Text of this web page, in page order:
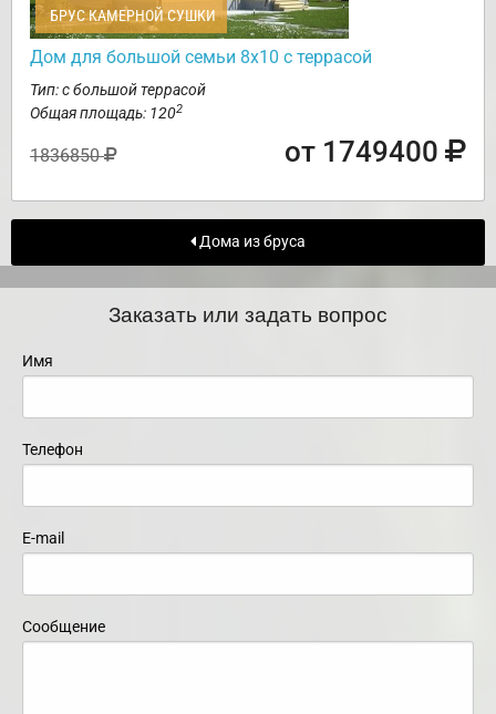
БРУС КАМЕРНОЙ СУШКИ
Дом для большой семьи 8х10 с террасой
Тип: с большой террасой
Общая площадь: 1202
1836850 от 1749400
Дома из бруса
Заказать или задать вопрос
Имя
Телефон
E-mail
Сообщение